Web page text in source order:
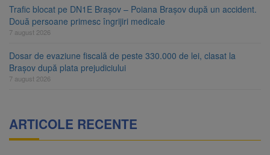
Trafic blocat pe DN1E Brașov – Poiana Brașov după un accident.
Două persoane primesc îngrijiri medicale
7 august 2026
Dosar de evaziune fiscală de peste 330.000 de lei, clasat la
Brașov după plata prejudiciului
7 august 2026
ARTICOLE RECENTE